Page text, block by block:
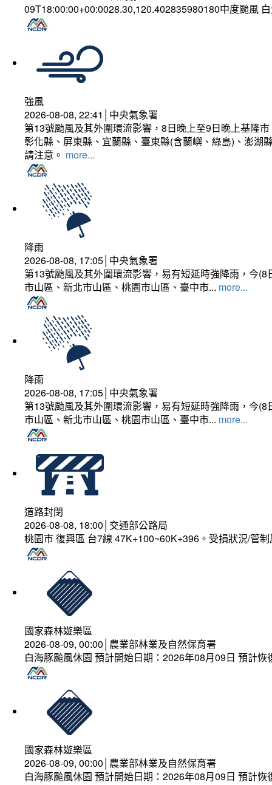
09T18:00:00+00:0028.30,120.402835980180中度颱風
強風
2026-08-08, 22:41│中央氣象署
第13號颱風及其外圍環流影響，8日晚上至9日晚上基隆
彰化縣、屏東縣、宜蘭縣、臺東縣(含蘭嶼、綠島)、澎湖
請注意。 more...
降雨
2026-08-08, 17:05│中央氣象署
第13號颱風及其外圍環流影響，易有短延時強降雨，今
市山區、新北市山區、桃園市山區、臺中市... more...
降雨
2026-08-08, 17:05│中央氣象署
第13號颱風及其外圍環流影響，易有短延時強降雨，今
市山區、新北市山區、桃園市山區、臺中市... more...
道路封閉
2026-08-08, 18:00│交通部公路局
桃園市 復興區 台7線 47K+100~60K+396。受損狀況/管
國家森林遊樂區
2026-08-09, 00:00│農業部林業及自然保育署
白海豚颱風休園 預計開始日期：2026年08月09日 預計
國家森林遊樂區
2026-08-09, 00:00│農業部林業及自然保育署
白海豚颱風休園 預計開始日期：2026年08月09日 預計